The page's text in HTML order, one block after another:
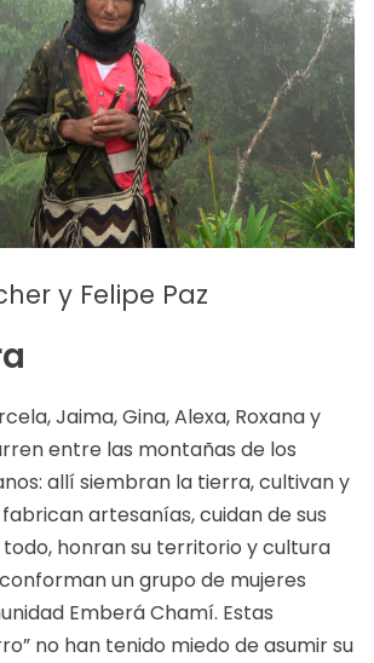
y Felipe Paz
Jaima, Gina, Alexa, Roxana y
entre las montañas de los
allí siembran la tierra, cultivan y
artesanías, cuidan de sus
honran su territorio y cultura
un grupo de mujeres
Emberá Chamí. Estas
no han tenido miedo de asumir su